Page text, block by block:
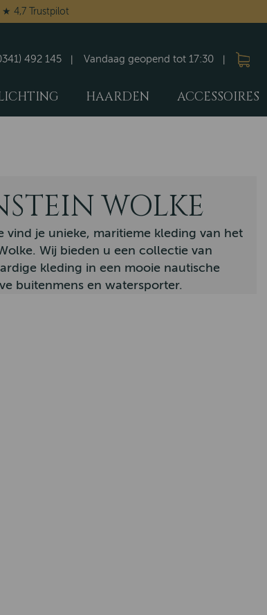
★ 4,7 Trustpilot
Vandaag geopend tot 17:30
492 145
HAARDEN ACCESSOIRES
WOLKE
vind je unieke, maritieme kleding van het
Wij bieden u een collectie van
kleding in een mooie nautische
buitenmens en watersporter.